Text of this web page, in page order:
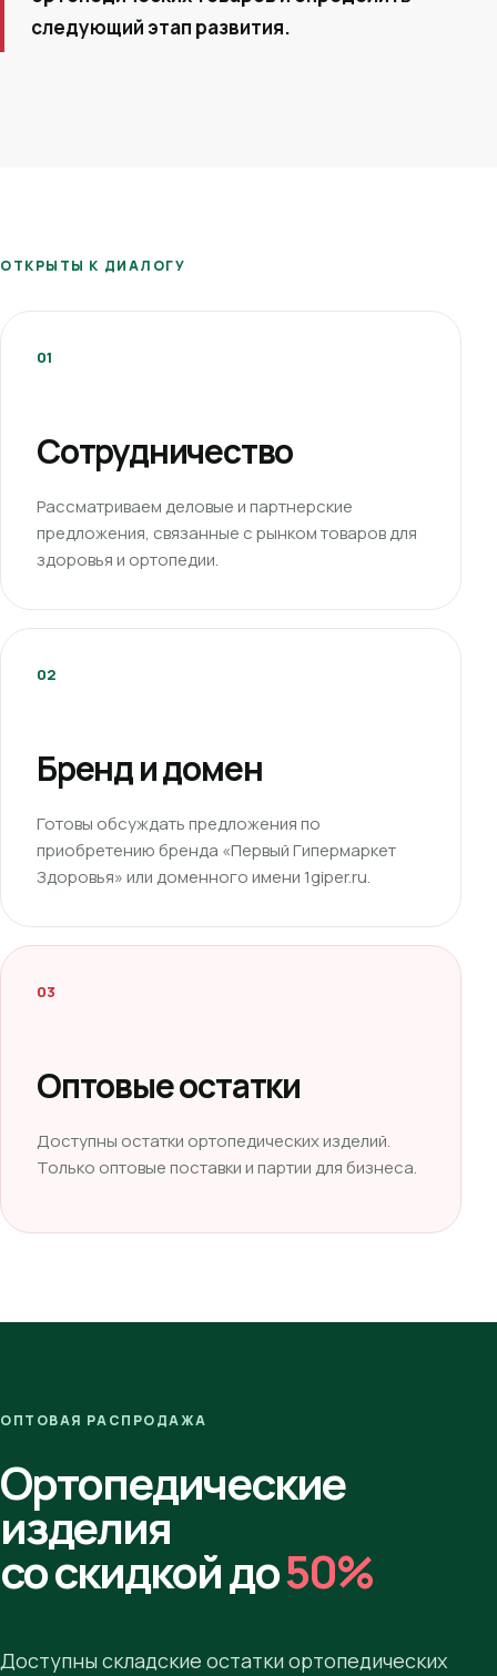
следующий этап развития.
ОТКРЫТЫ К ДИАЛОГУ
01
Сотрудничество
Рассматриваем деловые и партнерские
предложения, связанные с рынком товаров для
здоровья и ортопедии.
02
Бренд и домен
Готовы обсуждать предложения по
приобретению бренда «Первый Гипермаркет
Здоровья» или доменного имени 1giper.ru.
03
Оптовые остатки
Доступны остатки ортопедических изделий.
Только оптовые поставки и партии для бизнеса.
ОПТОВАЯ РАСПРОДАЖА
Ортопедические
изделия
со скидкой до50%
Доступны складские остатки ортопедических